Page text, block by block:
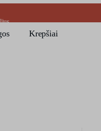
Krepšiai